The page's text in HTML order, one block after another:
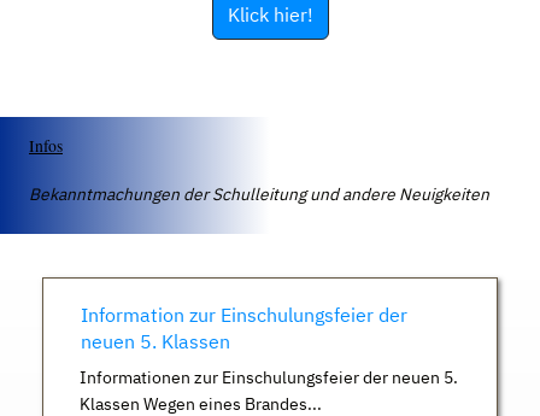
Klick hier!
Infos
Bekanntmachungen der Schulleitung und andere Neuigkeiten
Information zur Einschulungsfeier der
neuen 5. Klassen
Informationen zur Einschulungsfeier der neuen 5.
Klassen Wegen eines Brandes...